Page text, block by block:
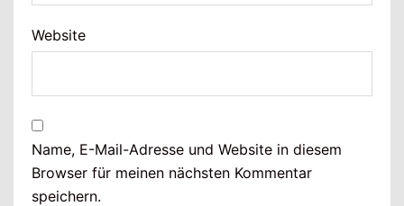
Website
Name, E-Mail-Adresse und Website in diesem
Browser für meinen nächsten Kommentar
speichern.